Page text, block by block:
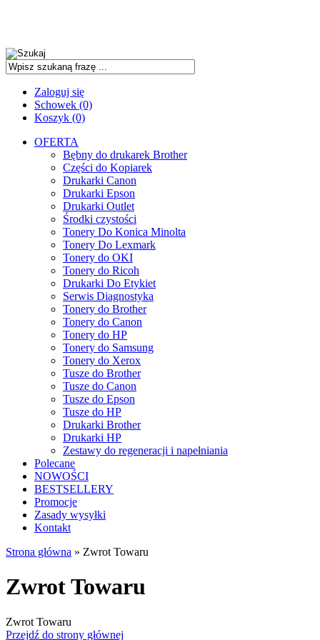
Zaloguj się
Schowek (0)
Koszyk (0)
OFERTA
Bębny do drukarek Brother
Części do Kopiarek
Drukarki Canon
Drukarki Epson
Drukarki Outlet
Środki czystości
Tonery Do Konica Minolta
Tonery Do Lexmark
Tonery do OKI
Tonery do Ricoh
Drukarki Do Etykiet
Serwis Diagnostyka
Tonery do Brother
Tonery do Canon
Tonery do HP
Tonery do Samsung
Tonery do Xerox
Tusze do Brother
Tusze do Canon
Tusze do Epson
Tusze do HP
Drukarki Brother
Drukarki HP
Zestawy do regeneracji i napełniania
Polecane
NOWOŚCI
BESTSELLERY
Promocje
Zasady wysyłki
Kontakt
Strona główna » Zwrot Towaru
Zwrot Towaru
Zwrot Towaru
Przejdź do strony głównej